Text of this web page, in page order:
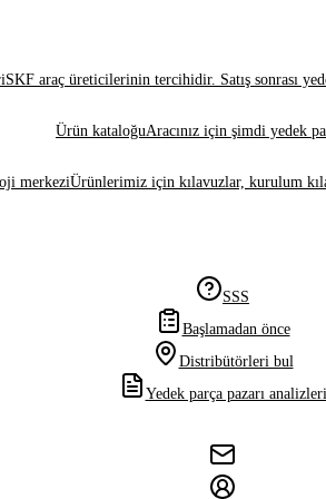
SKF araç üreticilerinin tercihidir. Satış sonrası
Ürün kataloğuAracınız için şimdi yedek
merkeziÜrünlerimiz için kılavuzlar, kurulum
SSS
Başlamadan önce
Distribütörleri bul
Yedek parça pazarı analizleri